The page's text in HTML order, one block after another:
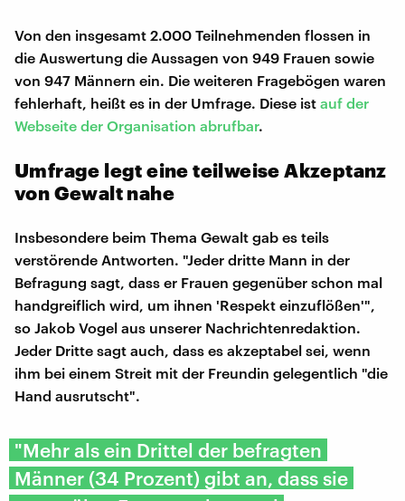
Von den insgesamt 2.000 Teilnehmenden flossen in
die Auswertung die Aussagen von 949 Frauen sowie
von 947 Männern ein. Die weiteren Fragebögen waren
fehlerhaft, heißt es in der Umfrage. Diese ist auf der
Webseite der Organisation abrufbar.
Umfrage legt eine teilweise Akzeptanz
von Gewalt nahe
Insbesondere beim Thema Gewalt gab es teils
verstörende Antworten. "Jeder dritte Mann in der
Befragung sagt, dass er Frauen gegenüber schon mal
handgreiflich wird, um ihnen 'Respekt einzuflößen'",
so Jakob Vogel aus unserer Nachrichtenredaktion.
Jeder Dritte sagt auch, dass es akzeptabel sei, wenn
ihm bei einem Streit mit der Freundin gelegentlich "die
Hand ausrutscht".
"Mehr als ein Drittel der befragten
Männer (34 Prozent) gibt an, dass sie